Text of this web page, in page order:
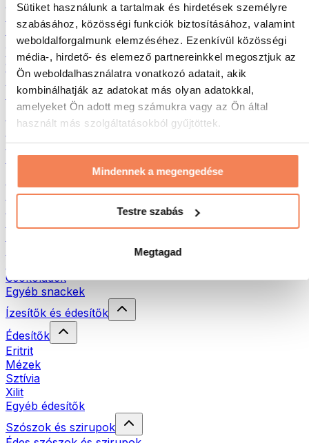
Sütiket használunk a tartalmak és hirdetések személyre
szabásához, közösségi funkciók biztosításához, valamint
weboldalforgalmunk elemzéséhez. Ezenkívül közösségi
média-, hirdető- és elemező partnereinkkel megosztjuk az
Ön weboldalhasználatra vonatkozó adatait, akik
kombinálhatják az adatokat más olyan adatokkal,
amelyeket Ön adott meg számukra vagy az Ön által
használt más szolgáltatásokból gyűjtöttek.
Mindennek a megengedése
Testre szabás
Megtagad
Hús
Hüvelyesek
Egyéb fitness élelmiszerek
Vajak
100% Magvajak
Édes magvajak
Fehérjés magvajak
Szuperélelmiszerek
Zöld szuperélelmiszerek
Rostok
Egyéb szuperélelmiszerek
Protein szeletek
Fehérjés chipsek és ropik
Csokoládék
Egyéb snackek
Ízesítők és édesítők
Édesítők
Eritrit
Mézek
Sztívia
Xilit
Egyéb édesítők
Szószok és szirupok